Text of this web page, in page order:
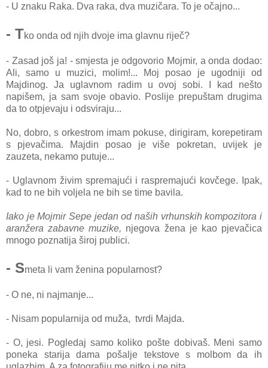
- U znaku Raka. Dva raka, dva muzičara. To je očajno...
- Tko onda od njih dvoje ima glavnu riječ?
- Zasad još ja! - smjesta je odgovorio Mojmir, a onda dodao:
Ali, samo u muzici, molim!... Moj posao je ugodniji od
Majdinog. Ja uglavnom radim u ovoj sobi. I kad nešto
napišem, ja sam svoje obavio. Poslije prepuštam drugima
da to otpjevaju i odsviraju...
No, dobro, s orkestrom imam pokuse, dirigiram, korepetiram
s pjevačima. Majdin posao je više pokretan, uvijek je
zauzeta, nekamo putuje...
- Uglavnom živim spremajući i raspremajući kovčege. Ipak,
kad to ne bih voljela ne bih se time bavila.
Iako je Mojmir Sepe jedan od naših vrhunskih kompozitora i
aranžera zabavne muzike, njegova žena je kao pjevačica
mnogo poznatija široj publici.
- Smeta li vam ženina popularnost?
- O ne, ni najmanje...
- Nisam popularnija od muža, tvrdi Majda.
- O, jesi. Pogledaj samo koliko pošte dobivaš. Meni samo
poneka starija dama pošalje tekstove s molbom da ih